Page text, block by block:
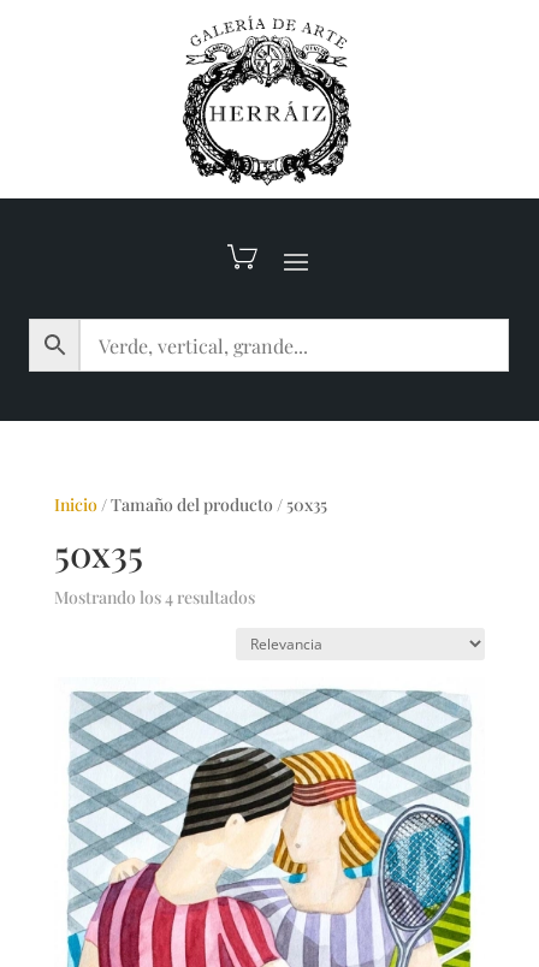
Inicio/Tamaño del producto / 50x35
50x35
Mostrando los 4 resultados